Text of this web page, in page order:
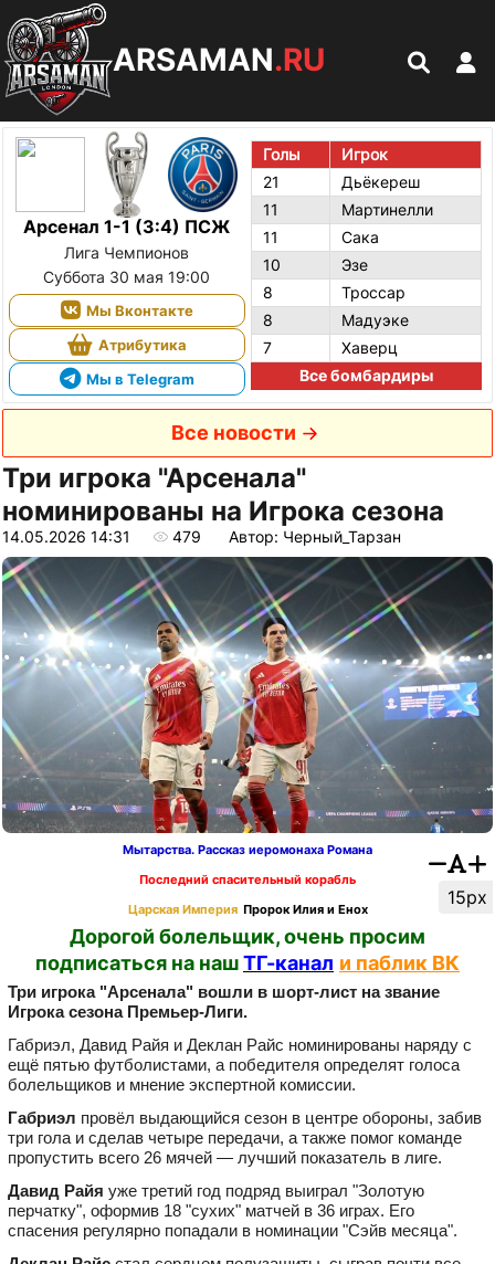
ARSAMAN.RU
Арсенал 1-1 (3:4) ПСЖ
Лига Чемпионов
Суббота 30 мая 19:00
Мы Вконтакте
Атрибутика
Мы в Telegram
Голы
Игрок
21
Дьёкереш
11
Мартинелли
11
Сака
10
Эзе
8
Троссар
8
Мадуэке
7
Хаверц
Все бомбардиры
Все новости
Три игрока "Арсенала"
номинированы на Игрока сезона
14.05.2026 14:31 479 Автор: Черный_Тарзан
15px
Мытарства. Рассказ иеромонаха Романа
Последний спасительный корабль
Царская Империя Пророк Илия и Енох
Дорогой болельщик, очень просим
подписаться на нашТГ-канал и паблик ВК
Три игрока "Арсенала" вошли в шорт‑лист на звание
Игрока сезона Премьер-Лиги.
Габриэл, Давид Райя и Деклан Райс номинированы наряду с
ещё пятью футболистами, а победителя определят голоса
болельщиков и мнение экспертной комиссии.
Габриэл провёл выдающийся сезон в центре обороны, забив
три гола и сделав четыре передачи, а также помог команде
пропустить всего 26 мячей — лучший показатель в лиге.
Давид Райя уже третий год подряд выиграл "Золотую
перчатку", оформив 18 "сухих" матчей в 36 играх. Его
спасения регулярно попадали в номинации "Сэйв месяца".